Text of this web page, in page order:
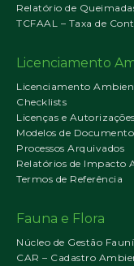
Relatório de
TCFAAL – Taxa de
Licenciamento
Licenciamento
Checklists
Licenças e
Modelos de
Processos Arquivados
Relatórios de Impacto
Termos de Referência
Fauna e Flora
Núcleo de Gestão
CAR – Cadastro